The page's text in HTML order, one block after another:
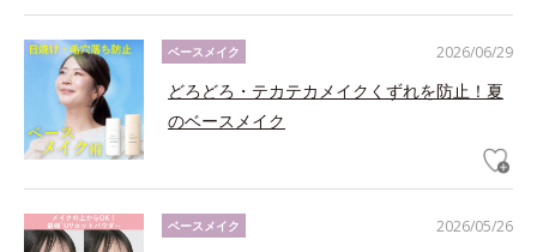
2026/06/29
ベースメイク
どろどろ・テカテカメイクくずれを防止！夏
のベースメイク
2026/05/26
ベースメイク